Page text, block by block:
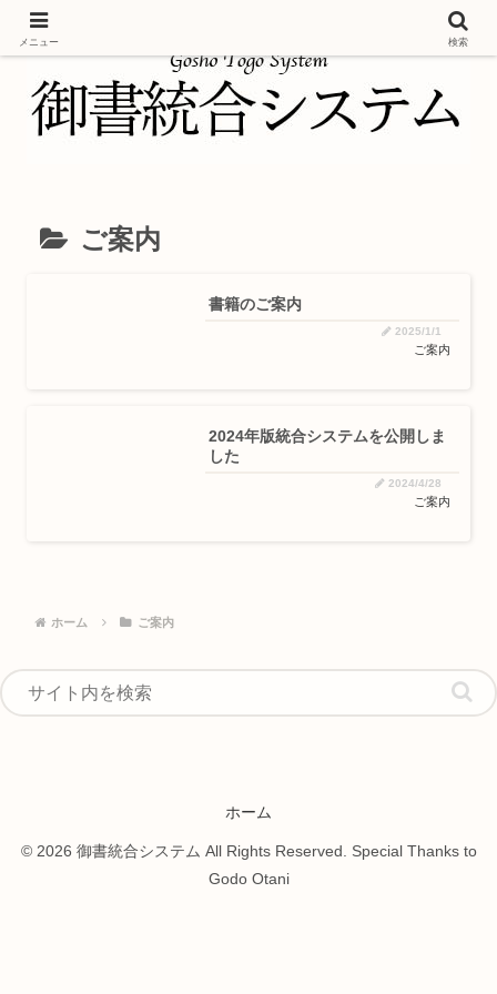
ご案内
書籍のご案内
2025/1/1
ご案内
2024年版統合システムを公開しま
した
2024/4/28
ご案内
ホーム ご案内
ホーム
© 2026 御書統合システム All Rights Reserved. Special Thanks to
Godo Otani
メニュー 検索